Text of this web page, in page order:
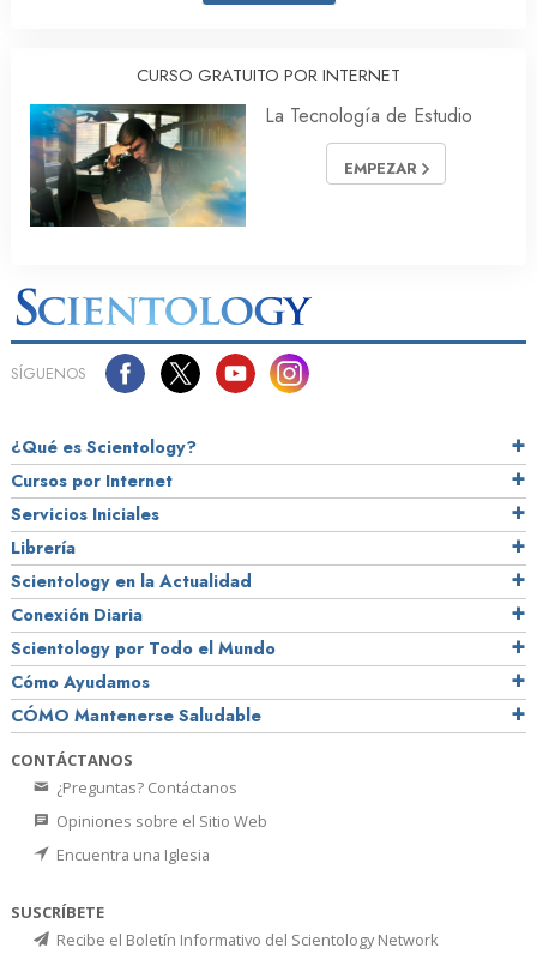
CURSO GRATUITO POR INTERNET
La Tecnología de Estudio
EMPEZAR
SÍGUENOS
¿Qué es Scientology?
Cursos por Internet
Servicios Iniciales
Librería
Scientology en la Actualidad
Conexión Diaria
Scientology por Todo el Mundo
Cómo Ayudamos
CÓMO Mantenerse Saludable
CONTÁCTANOS
¿Preguntas? Contáctanos
Opiniones sobre el Sitio Web
Encuentra una Iglesia
SUSCRÍBETE
Recibe el Boletín Informativo del Scientology Network